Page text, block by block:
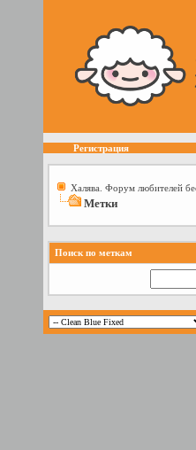
Регистрация
Халява. Форум любителей
Метки
Поиск по меткам